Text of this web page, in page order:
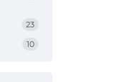
23
10